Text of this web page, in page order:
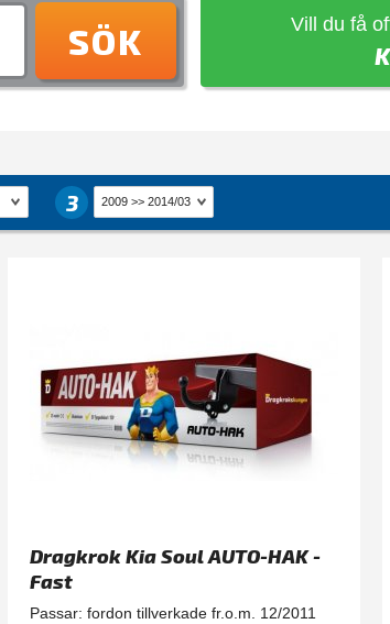
SÖK Vill du få
3
Dragkrok Kia Soul AUTO-HAK -
Fast
Passar: fordon tillverkade fr.o.m. 12/2011